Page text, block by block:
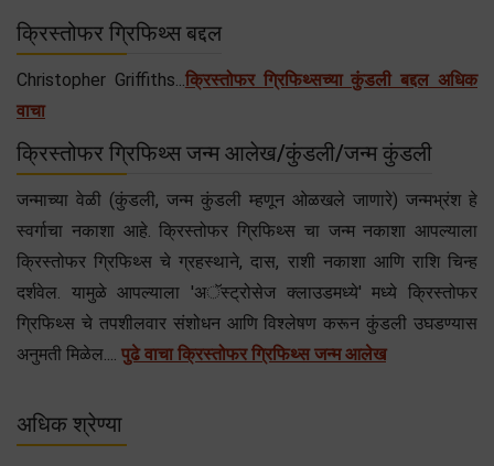
क्रिस्तोफर ग्रिफिथ्स बद्दल
Christopher Griffiths...क्रिस्तोफर ग्रिफिथ्सच्या कुंडली बद्दल अधिक
वाचा
क्रिस्तोफर ग्रिफिथ्स जन्म आलेख/कुंडली/जन्म कुंडली
जन्माच्या वेळी (कुंडली, जन्म कुंडली म्हणून ओळखले जाणारे) जन्मभ्रंश हे
स्वर्गाचा नकाशा आहे. क्रिस्तोफर ग्रिफिथ्स चा जन्म नकाशा आपल्याला
क्रिस्तोफर ग्रिफिथ्स चे ग्रहस्थाने, दास, राशी नकाशा आणि राशि चिन्ह
दर्शवेल. यामुळे आपल्याला 'अॅस्ट्रोसेज क्लाउडमध्ये' मध्ये क्रिस्तोफर
ग्रिफिथ्स चे तपशीलवार संशोधन आणि विश्लेषण करून कुंडली उघडण्यास
अनुमती मिळेल.... पुढे वाचा क्रिस्तोफर ग्रिफिथ्स जन्म आलेख
अधिक श्रेण्या